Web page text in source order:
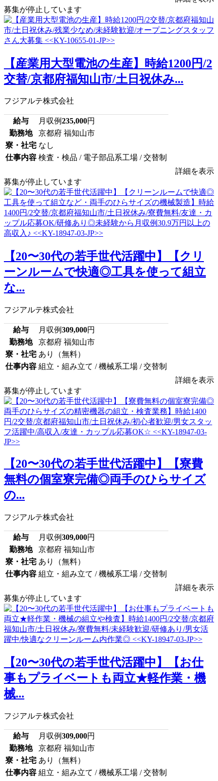
募集が停止しています
【産業用大型電池の生産】時給1200円/2
交替/京都府福知山市/土日祝休み...
フジアルテ株式会社
給与 月収例235,000円
勤務地
京都府 福知山市
寮・社宅 なし
仕事内容 検査・検品 / 電子部品系工場 / 交替制
詳細を表示
募集が停止しています
【20〜30代の若手世代活躍中】【クリ
ーンルームで快適◎工具を使って組立
な...
フジアルテ株式会社
給与 月収例309,000円
勤務地
京都府 福知山市
寮・社宅 あり（無料）
仕事内容 組立・組み立て / 機械系工場 / 交替制
詳細を表示
募集が停止しています
【20〜30代の若手世代活躍中】【寮費
無料の個室寮完備◎両手のひらサイズ
の...
フジアルテ株式会社
給与 月収例309,000円
勤務地
京都府 福知山市
寮・社宅 あり（無料）
仕事内容 組立・組み立て / 機械系工場 / 交替制
詳細を表示
募集が停止しています
【20〜30代の若手世代活躍中】【お仕
事もプライベートも両立★軽作業・機
械...
フジアルテ株式会社
給与 月収例309,000円
勤務地
京都府 福知山市
寮・社宅 あり（無料）
仕事内容 組立・組み立て / 機械系工場 / 交替制